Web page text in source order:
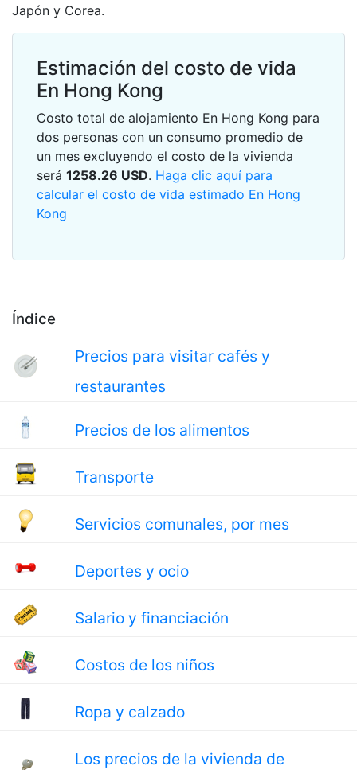
Índice
Precios para visitar cafés y
restaurantes
Precios de los alimentos
Transporte
Servicios comunales, por mes
Deportes y ocio
Salario y financiación
Costos de los niños
Ropa y calzado
Los precios de la vivienda de
Japón y Corea.
Estimación del costo de vida
En Hong Kong
Costo total de alojamiento En Hong Kong para
dos personas con un consumo promedio de
un mes excluyendo el costo de la vivienda
será 1258.26 USD. Haga clic aquí para
calcular el costo de vida estimado En Hong
Kong